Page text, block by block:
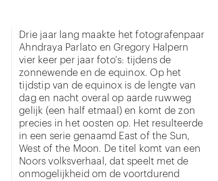
Drie jaar lang maakte het fotografenpaar
Ahndraya Parlato en Gregory Halpern
vier keer per jaar foto's: tijdens de
zonnewende en de equinox. Op het
tijdstip van de equinox is de lengte van
dag en nacht overal op aarde ruwweg
gelijk (een half etmaal) en komt de zon
precies in het oosten op. Het resulteerde
in een serie genaamd East of the Sun,
West of the Moon. De titel komt van een
Noors volksverhaal, dat speelt met de
onmogelijkheid om de voortdurend